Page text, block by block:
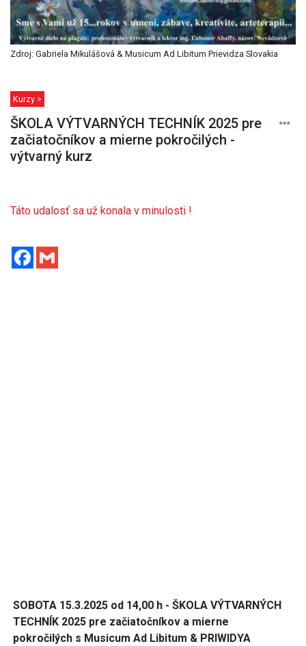
Zdroj: Gabriela Mikulášová & Musicum Ad Libitum Prievidza Slovakia
Kurzy >
ŠKOLA VÝTVARNÝCH TECHNÍK 2025 pre
začiatočníkov a mierne pokročilých -
výtvarný kurz
Táto udalosť sa už konala v minulosti !
Facebook
SOBOTA 15.3.2025 od 14,00 h - ŠKOLA VÝTVARNÝCH
TECHNÍK 2025 pre začiatočníkov a mierne
pokročilých s Musicum Ad Libitum & PRIWIDYA